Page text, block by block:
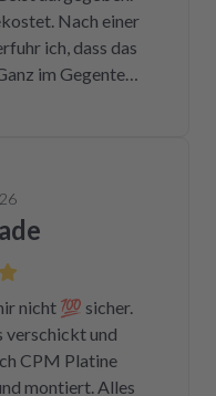
Nach einer
ich, dass das
im Gegenteil.
und dann hatte
Platine für
kaputte Platine
zu lassen.
Ein paar
gemacht. Eine
mein Paket
nicht 💯 sicher.
verschickt und
CPM Platine
montiert. Alles